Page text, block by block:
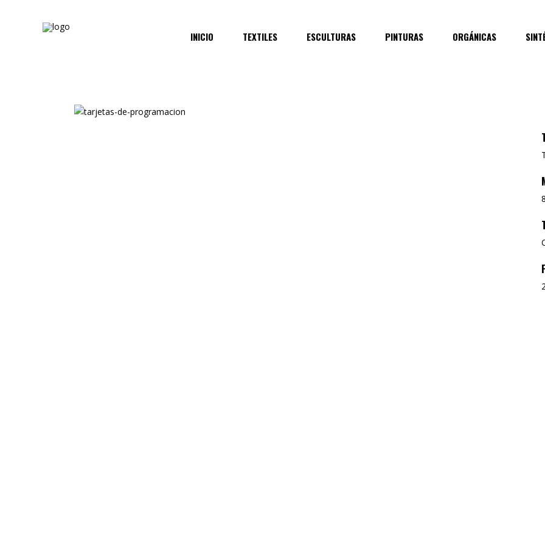
INICIO TEXTILES ESCULTURAS PINTURAS ORGÁNICAS